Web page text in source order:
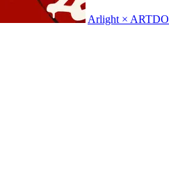
Arlight ×